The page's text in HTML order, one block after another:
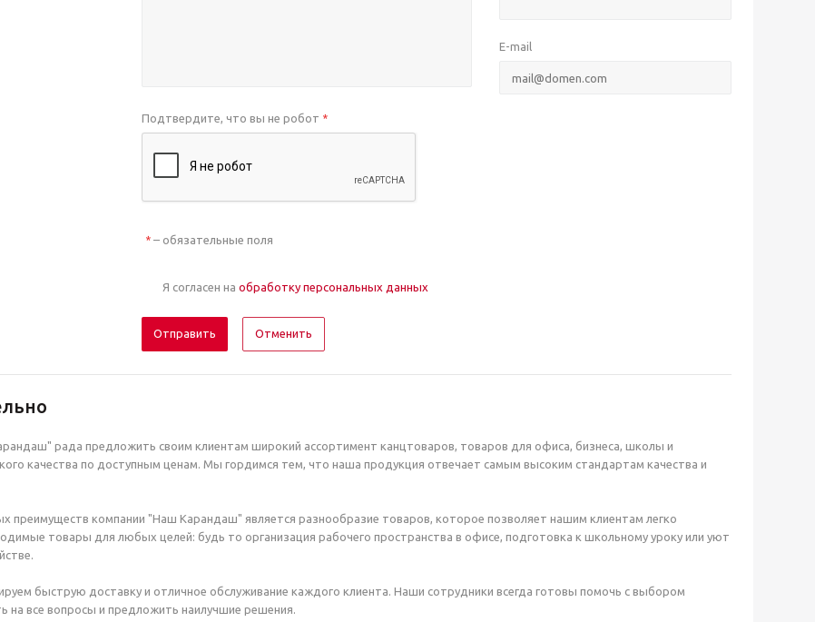
E-mail
Подтвердите, что вы не робот *
*– обязательные поля
Я согласен на обработку персональных данных
Отменить
рада предложить своим клиентам широкий ассортимент канцтоваров, товаров для офиса, бизнеса, школы и
качества по доступным ценам. Мы гордимся тем, что наша продукция отвечает самым высоким стандартам качества и
преимуществ компании "Наш Карандаш" является разнообразие товаров, которое позволяет нашим клиентам легко
товары для любых целей: будь то организация рабочего пространства в офисе, подготовка к школьному уроку или уют
быструю доставку и отличное обслуживание каждого клиента. Наши сотрудники всегда готовы помочь с выбором
на все вопросы и предложить наилучшие решения.